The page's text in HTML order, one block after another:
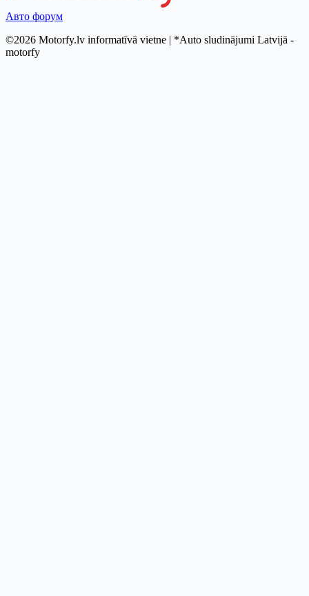
Авто форум
©2026 Motorfy.lv informatīvā vietne | *Auto sludinājumi Latvijā -
motorfy